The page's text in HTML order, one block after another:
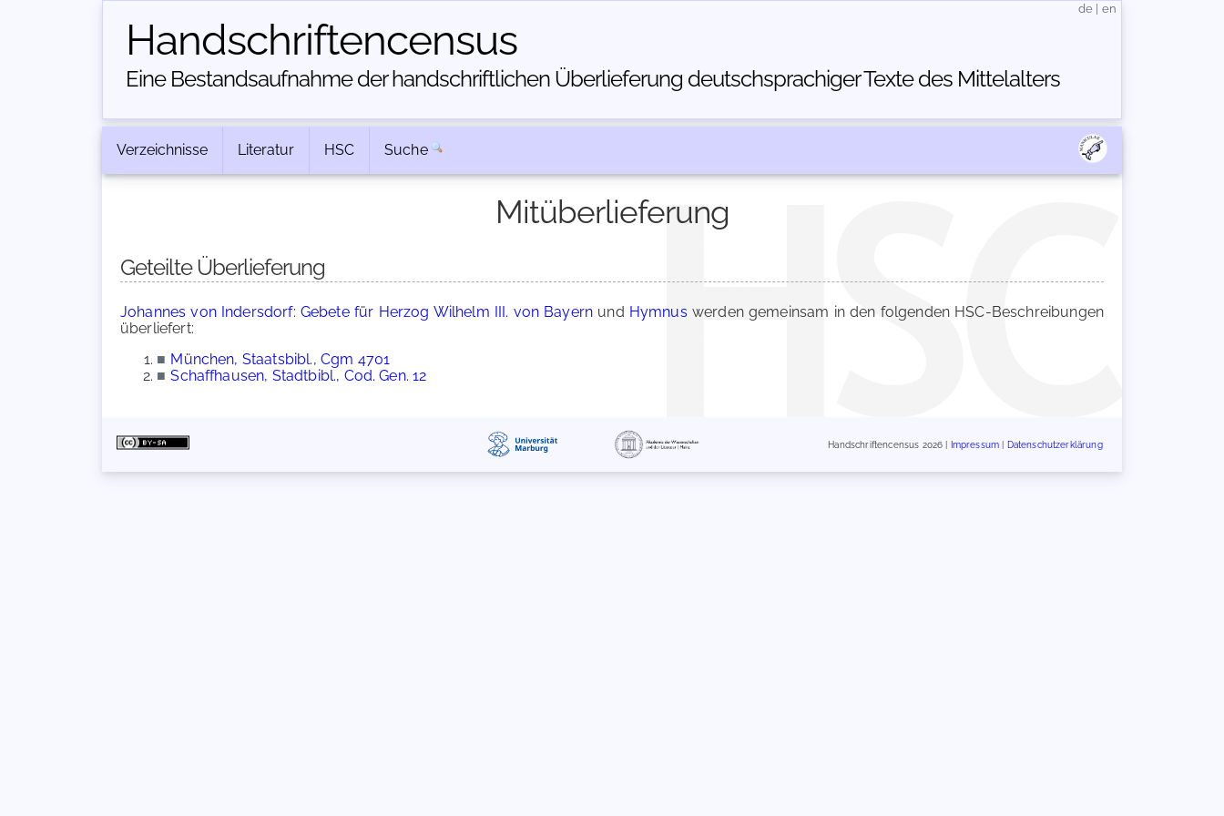
Handschriften­census
Eine Bestandsaufnahme der handschriftlichen Über­lieferung deutschsprachiger Texte des Mittelalters
de en
Verzeichnisse Literatur HSC Suche
Mitüberlieferung
Geteilte Überlieferung
Johannes von Indersdorf: Gebete für Herzog Wilhelm III. von Bayern und Hymnus werden gemeinsam in den folgenden HSC-Beschreibungen
überliefert:
■ München, Staatsbibl., Cgm 4701
■ Schaffhausen, Stadtbibl., Cod. Gen. 12
Handschriftencensus 2026 | Impressum Datenschutzerklärung